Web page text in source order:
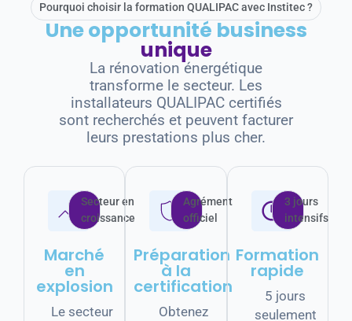
Pourquoi choisir la formation QUALIPAC avec Institec ?
Une opportunité business
unique
La rénovation énergétique
transforme le secteur. Les
installateurs QUALIPAC certifiés
sont recherchés et peuvent facturer
leurs prestations plus cher.
Secteur en
croissance
Marché
en
explosion
Le secteur
Agrément
officiel
Préparation
à la
certification
Obtenez
3 jours
intensifs
Formation
rapide
5 jours
seulement